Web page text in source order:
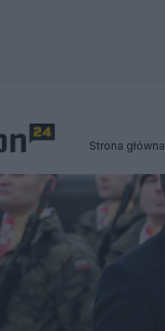
Strona główna